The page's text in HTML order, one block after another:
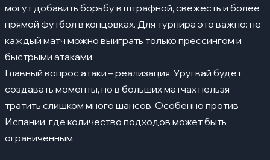
могут добавить борьбу в штрафной, свежесть и более
прямой футбол в концовках. Для турнира это важно: не
каждый матч можно выиграть только прессингом и
быстрыми атаками.
Главный вопрос атаки – реализация. Уругвай будет
создавать моменты, но в больших матчах нельзя
тратить слишком много шансов. Особенно против
Испании, где количество подходов может быть
ограниченным.